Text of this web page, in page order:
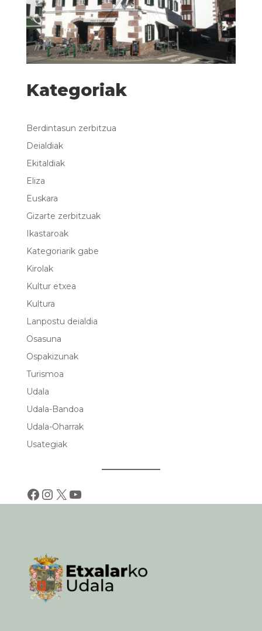
Kategoriak
Berdintasun zerbitzua
Deialdiak
Ekitaldiak
Eliza
Euskara
Gizarte zerbitzuak
Ikastaroak
Kategoriarik gabe
Kirolak
Kultur etxea
Kultura
Lanpostu deialdia
Osasuna
Ospakizunak
Turismoa
Udala
Udala-Bandoa
Udala-Oharrak
Usategiak
Facebook
Instagram
X YouTube